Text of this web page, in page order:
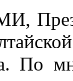
По